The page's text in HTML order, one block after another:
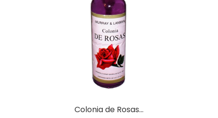
Colonia de Rosas…